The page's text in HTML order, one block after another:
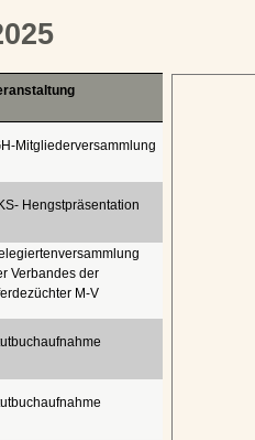
Mitgliederversammlung
Hengstpräsentation
Verbandes der
M-V